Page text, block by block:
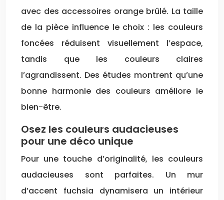
avec des accessoires orange brûlé. La taille
de la pièce influence le choix : les couleurs
foncées réduisent visuellement l’espace,
tandis que les couleurs claires
l’agrandissent. Des études montrent qu’une
bonne harmonie des couleurs améliore le
bien-être.
Osez les couleurs audacieuses
pour une déco unique
Pour une touche d’originalité, les couleurs
audacieuses sont parfaites. Un mur
d’accent fuchsia dynamisera un intérieur